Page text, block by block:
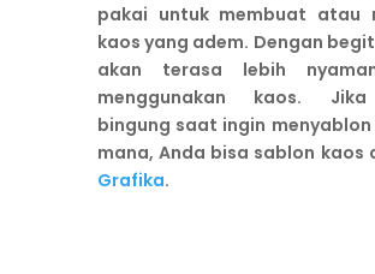
pakai untuk membuat atau
kaos yang adem. Dengan
akan terasa lebih
menggunakan kaos.
bingung saat ingin menyablon
mana, Anda bisa sablon kaos
Grafika.